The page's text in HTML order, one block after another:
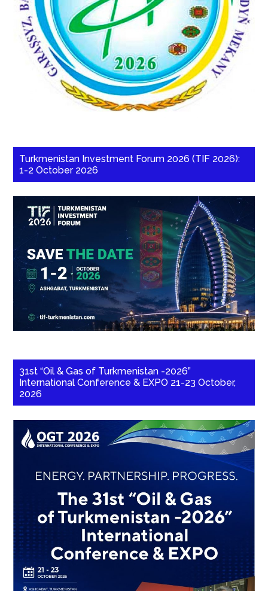
Turkmenistan Investment Forum 2026 (TIF 2026):
1-2 October 2026
31st “Oil & Gas of Turkmenistan -2026”
International Conference & EXPO 21-23 October,
2026